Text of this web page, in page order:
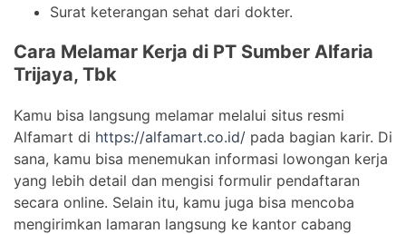
Surat keterangan sehat dari dokter.
Cara Melamar Kerja di PT Sumber Alfaria
Trijaya, Tbk
Kamu bisa langsung melamar melalui situs resmi
Alfamart di https://alfamart.co.id/ pada bagian karir. Di
sana, kamu bisa menemukan informasi lowongan kerja
yang lebih detail dan mengisi formulir pendaftaran
secara online. Selain itu, kamu juga bisa mencoba
mengirimkan lamaran langsung ke kantor cabang